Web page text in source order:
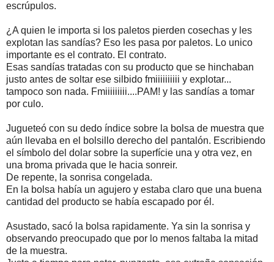
escrúpulos.
¿A quien le importa si los paletos pierden cosechas y les
explotan las sandías? Eso les pasa por paletos. Lo unico
importante es el contrato. El contrato.
Esas sandías tratadas con su producto que se hinchaban
justo antes de soltar ese silbido fmiiiiiiiiii y explotar...
tampoco son nada. Fmiiiiiiiii....PAM! y las sandías a tomar
por culo.
Jugueteó con su dedo índice sobre la bolsa de muestra que
aún llevaba en el bolsillo derecho del pantalón. Escribiendo
el símbolo del dolar sobre la superfície una y otra vez, en
una broma privada que le hacia sonreir.
De repente, la sonrisa congelada.
En la bolsa había un agujero y estaba claro que una buena
cantidad del producto se había escapado por él.
Asustado, sacó la bolsa rapidamente. Ya sin la sonrisa y
observando preocupado que por lo menos faltaba la mitad
de la muestra.